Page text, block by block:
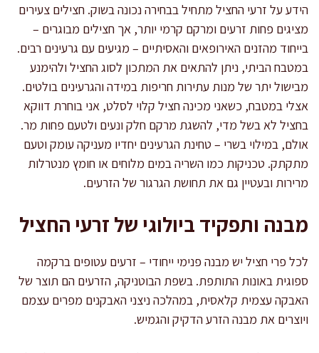
הידע על זרעי החציל מתחיל בבחירה נכונה בשוק. חצילים צעירים
מציגים פחות זרעים ומרקם קרמי יותר, אך חצילים מבוגרים –
בייחוד מהזנים האירופאים והאסיתיים – מגיעים עם גרעינים רבים.
במטבח הביתי, ניתן להתאים את המתכון לסוג החציל ולהימנע
מבישול יתר של מנות עתירות חריפות במידה והגרעינים בולטים.
אצלי במטבח, כשאני מכינה חציל קלוי לסלט, אני בוחרת דווקא
בחציל לא בשל מדי, להשגת מרקם חלק ונעים ולטעם פחות מר.
אולם, במילוי בשרי – טחינת הגרעינים יחדיו מעניקה עומק וטעם
מתקתק. טכניקות כמו השריה במים מלוחים או חומץ מנטרלות
מרירות ובעטיין גם את תחושת הגרגור של הזרעים.
מבנה ותפקיד ביולוגי של זרעי החציל
לכל פרי חציל יש מבנה פנימי ייחודי – זרעים עטופים ברקמה
ספוגית באונות התותפת. בשפת הבוטניקה, הזרעים הם תוצר של
האבקה עצמית קלאסית, במהלכה ניצני האבקנים מפרים עצמם
ויוצרים את מבנה הזרע הדקיק והגמיש.